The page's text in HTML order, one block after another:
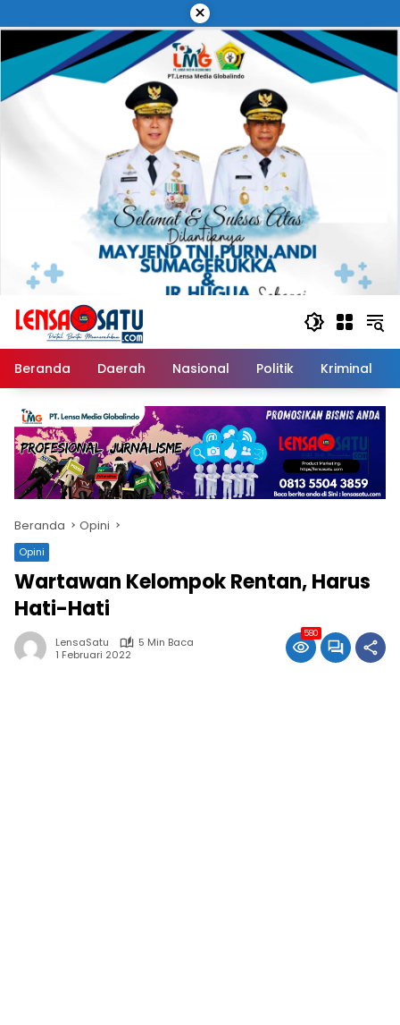
ke
konten
×
Beranda Daerah Nasional Politik Kriminal
Beranda Opini
Opini
Wartawan Kelompok Rentan, Harus
Hati-Hati
LensaSatu
5 Min Baca
1 Februari 2022
580